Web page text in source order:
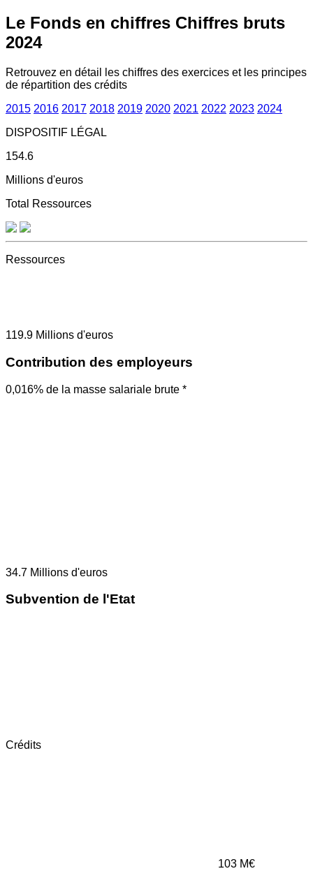
Le Fonds en chiffres Chiffres bruts
2024
Retrouvez en détail les chiffres des exercices et les principes
de répartition des crédits
2015 2016 2017 2018 2019 2020 2021 2022 2023 2024
DISPOSITIF LÉGAL
154.6
Millions d'euros
Total Ressources
Ressources
119.9 Millions d'euros
Contribution des employeurs
0,016% de la masse salariale brute *
34.7 Millions d'euros
Subvention de l'Etat
Crédits
103 M€